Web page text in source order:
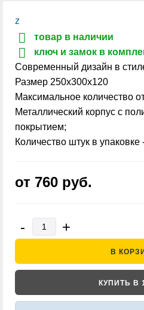
z
товар в наличии
ключ и замок в
Современный дизайн в
Размер 250х300х120
Максимальное количество
Металлический корпус с
покрытием;
Количество штук в упаковке
от 760 руб.
- +
В
КУПИТЬ В